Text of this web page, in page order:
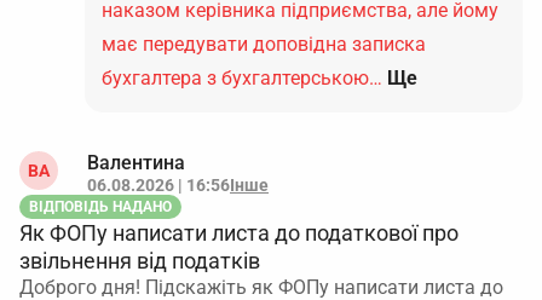
наказом керівника підприємства, але йому
має передувати доповідна записка
бухгалтера з бухгалтерською… Ще
ВА Валентина
06.08.2026 | 16:56Інше
ВІДПОВІДЬ НАДАНО
Як ФОПу написати листа до податкової про
звільнення від податків
Доброго дня! Підскажіть як ФОПу написати листа до